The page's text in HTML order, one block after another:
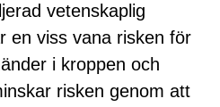
vetenskaplig
en viss vana risken för
i kroppen och
risken genom att